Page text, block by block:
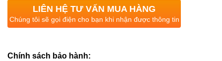
LIÊN HỆ TƯ VẤN MUA HÀNG
Chúng tôi sẽ gọi điện cho bạn khi nhận được thông tin
Chính sách bảo hành: